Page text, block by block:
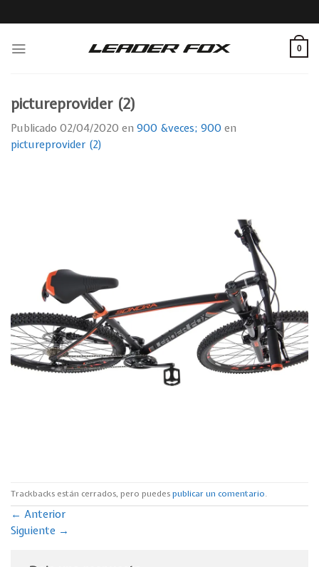
to
0
pictureprovider (2)
Publicado 02/04/2020 en 900 &veces; 900 en
pictureprovider (2)
Trackbacks están cerrados, pero puedespublicar un comentario.
← Anterior
Siguiente →